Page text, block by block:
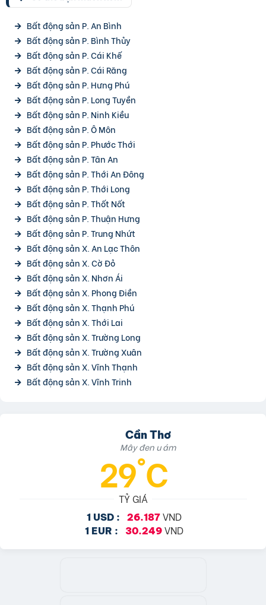
Bất động sản P. An Bình
Bất động sản P. Bình Thủy
Bất động sản P. Cái Khế
Bất động sản P. Cái Răng
Bất động sản P. Hưng Phú
Bất động sản P. Long Tuyền
Bất động sản P. Ninh Kiều
Bất động sản P. Ô Môn
Bất động sản P. Phước Thới
Bất động sản P. Tân An
Bất động sản P. Thới An Đông
Bất động sản P. Thới Long
Bất động sản P. Thốt Nốt
Bất động sản P. Thuận Hưng
Bất động sản P. Trung Nhứt
Bất động sản X. An Lạc Thôn
Bất động sản X. Cờ Đỏ
Bất động sản X. Nhơn Ái
Bất động sản X. Phong Điền
Bất động sản X. Thạnh Phú
Bất động sản X. Thới Lai
Bất động sản X. Trường Long
Bất động sản X. Trường Xuân
Bất động sản X. Vĩnh Thạnh
Bất động sản X. Vĩnh Trinh
Cần Thơ
Mây đen u ám
29°C
TỶ GIÁ
1 USD : 26.187 VND
1 EUR : 30.249 VND